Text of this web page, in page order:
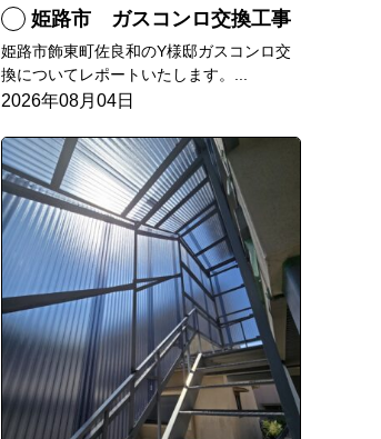
姫路市 ガスコンロ交換工事
姫路市飾東町佐良和のY様邸ガスコンロ交
換についてレポートいたします。...
2026年08月04日